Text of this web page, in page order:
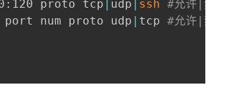
proto tcp | udp | ssh #允许|禁止
num proto udp | tcp #允许|禁